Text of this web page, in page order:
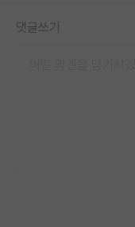
댓글쓰기